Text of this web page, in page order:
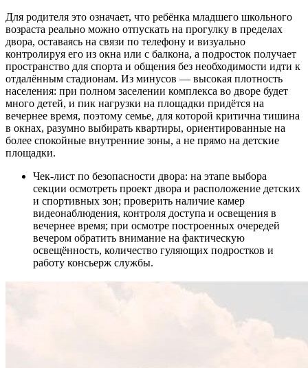
Для родителя это означает, что ребёнка младшего школьного
возраста реально можно отпускать на прогулку в пределах
двора, оставаясь на связи по телефону и визуально
контролируя его из окна или с балкона, а подросток получает
пространство для спорта и общения без необходимости идти к
отдалённым стадионам. Из минусов — высокая плотность
населения: при полном заселении комплекса во дворе будет
много детей, и пик нагрузки на площадки придётся на
вечернее время, поэтому семье, для которой критична тишина
в окнах, разумно выбирать квартиры, ориентированные на
более спокойные внутренние зоны, а не прямо на детские
площадки.
Чек-лист по безопасности двора: на этапе выбора
секции осмотреть проект двора и расположение детских
и спортивных зон; проверить наличие камер
видеонаблюдения, контроля доступа и освещения в
вечернее время; при осмотре построенных очередей
вечером обратить внимание на фактическую
освещённость, количество гуляющих подростков и
работу консьерж службы.